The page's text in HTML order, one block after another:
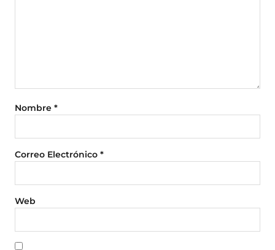
Nombre *
Correo Electrónico *
Web